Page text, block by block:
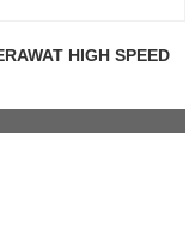
HIGH SPEED